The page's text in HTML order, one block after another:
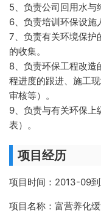
5、负责公司回用水与
6、负责培训环保设施
7、负责有关环境保护
的收集。
8、负责环保工程改造
程进度的跟进、施工
审核等）。
9、负责与有关环保上
表）。
项目经历
项目时间：2013-09
项目名称：富营养化